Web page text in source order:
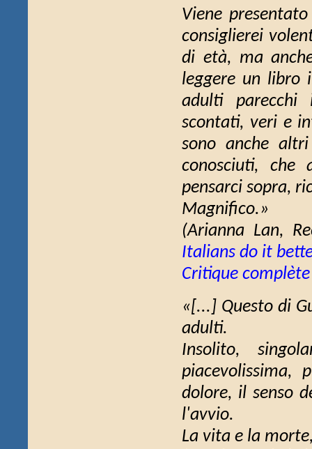
Viene
consiglierei
di età, ma
leggere un libro
adulti parecchi
scontati, veri e
sono anche
conosciuti, che
pensarci sopra,
Magnifico.»
(Arianna Lan,
Italians do it
Critique complète
«[...] Questo di
adulti.
Insolito,
piacevolissima,
dolore, il senso
l'avvio.
La vita e la